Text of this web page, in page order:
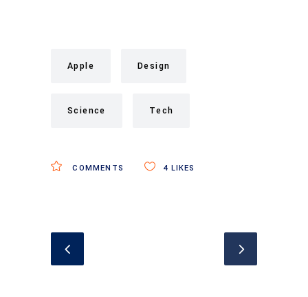
Apple Design
Science Tech
COMMENTS 4 LIKES